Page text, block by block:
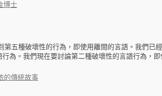
博士
第五種破壞性的行為，即使用離間的言語。我們已
為。我們現在要討論第二種破壞性的言語行為，
的傳統故事